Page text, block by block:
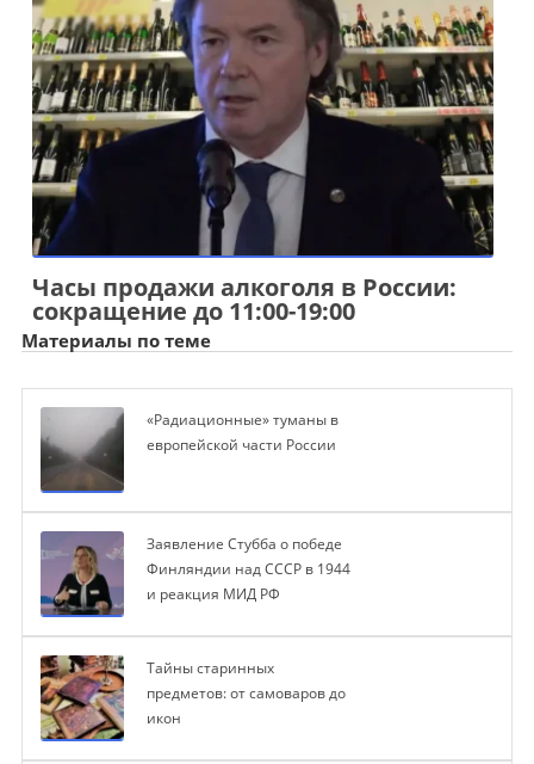
Часы продажи алкоголя в России:
сокращение до 11:00-19:00
Материалы по теме
«Радиационные» туманы в
европейской части России
Заявление Стубба о победе
Финляндии над СССР в 1944
и реакция МИД РФ
Тайны старинных
предметов: от самоваров до
икон